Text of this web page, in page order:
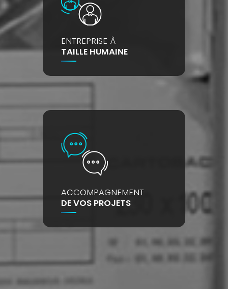
ENTREPRISE À
TAILLE HUMAINE
ACCOMPAGNEMENT
DE VOS PROJETS